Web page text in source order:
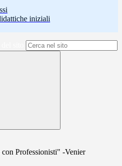
iniziali
Professionisti" -Venier